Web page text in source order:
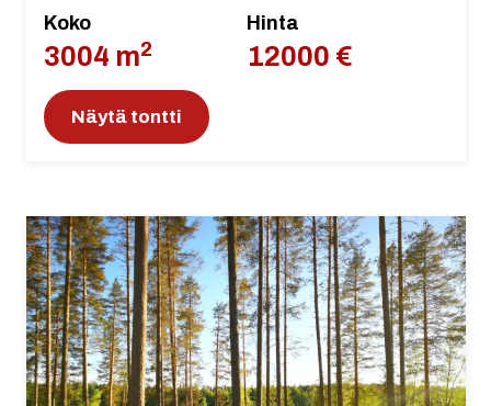
Koko
3004 m2
Hinta
12000 €
Näytä tontti